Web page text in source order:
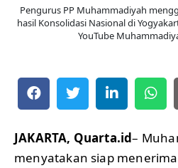
Pengurus PP Muhammadiyah
hasil Konsolidasi Nasional di
YouTube
JAKARTA, Quarta.id–
menyatakan siap